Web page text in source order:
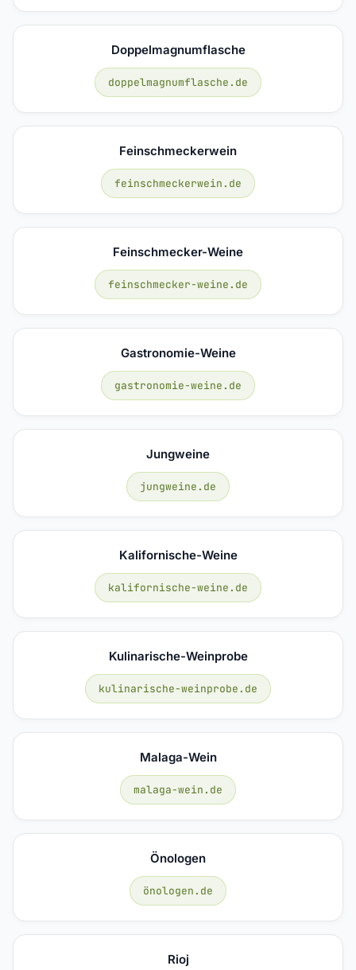
Doppelmagnumflasche
doppelmagnumflasche.de
Feinschmeckerwein
feinschmeckerwein.de
Feinschmecker-Weine
feinschmecker-weine.de
Gastronomie-Weine
gastronomie-weine.de
Jungweine
jungweine.de
Kalifornische-Weine
kalifornische-weine.de
Kulinarische-Weinprobe
kulinarische-weinprobe.de
Malaga-Wein
malaga-wein.de
Önologen
önologen.de
Rioj